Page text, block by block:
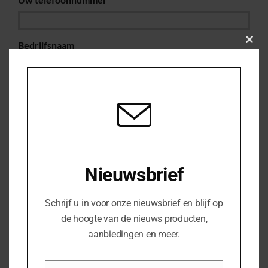
Bedrijfsnaam
Nieuwsbrief
Schrijf u in voor onze nieuwsbrief en blijf op
de hoogte van de nieuws producten,
aanbiedingen en meer.